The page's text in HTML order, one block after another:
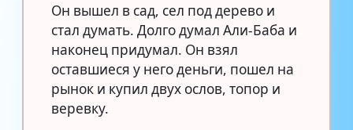
Он вышел в сад, сел под дерево и
стал думать. Долго думал Али-Баба и
наконец придумал. Он взял
оставшиеся у него деньги, пошел на
рынок и купил двух ослов, топор и
веревку.